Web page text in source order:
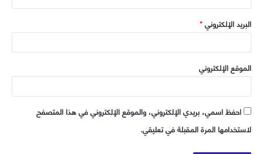
البريد الإلكتروني*
الموقع الإلكتروني
احفظ اسمي، بريدي الإلكتروني، والموقع الإلكتروني في هذا المتصفح
لاستخدامها المرة المقبلة في تعليقي.